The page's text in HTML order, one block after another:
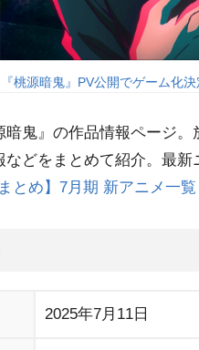
『桃源暗鬼』PV公開でゲーム化
暗鬼』の作品情報ページ
などをまとめて紹介。最
とめ】7月期 新アニメ一
2025年7月11日